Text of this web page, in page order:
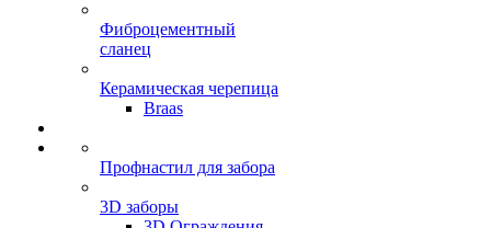
Фиброцементный
сланец
Керамическая черепица
Braas
Профнастил для забора
3D заборы